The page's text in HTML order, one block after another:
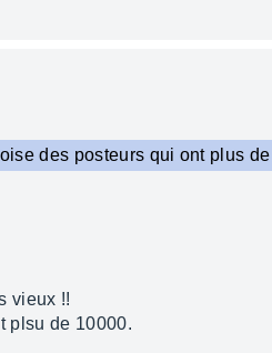
des posteurs qui ont plus
vieux !!
plsu de 10000.